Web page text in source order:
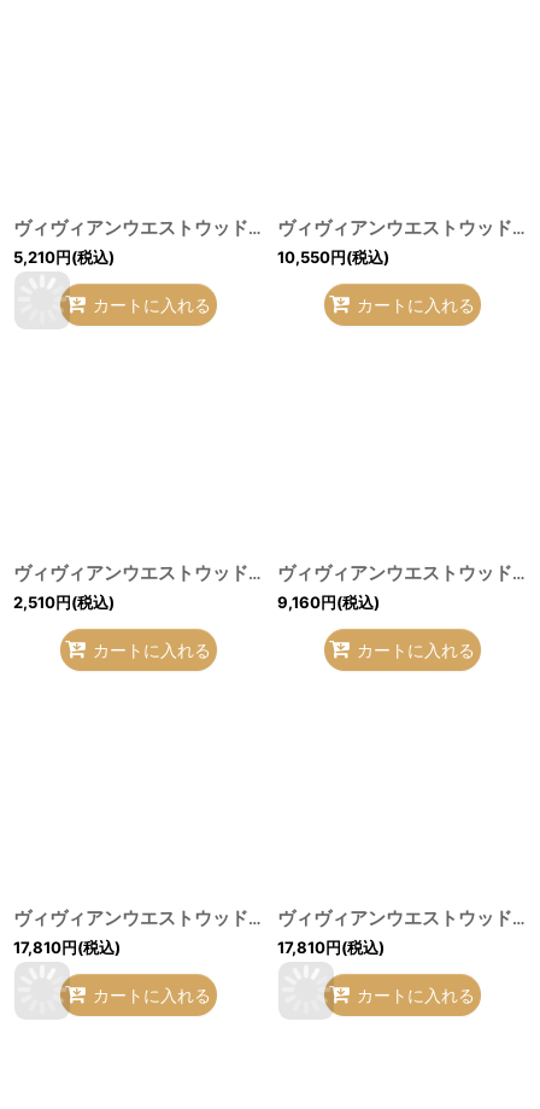
ヴィヴィアンウエストウッド 中古 / クレヨンオーブタイツ ブラック I-26-07-22-047-gd-HD-ZI
5,210円(税込)
カートに入れる
ヴィヴィアンウエストウッド 中古 / ボンボン付ボーダーマフラー ベージュＸ黒 I-26-07-22-023-gd-HD-ZI
10,550円(税込)
カートに入れる
ヴィヴィアンウエストウッド 中古 / マスク 黒 H-26-07-12-056-gd-OD-ZH
2,510円(税込)
カートに入れる
ヴィヴィアンウエストウッド 中古 / パイル地ポーチ ベージュ H-26-07-12-048-gd-OD-ZH
9,160円(税込)
カートに入れる
ヴィヴィアンウエストウッド 中古 / プッティストール マルチ O-26-07-12-065-gd-YM-OS
17,810円(税込)
カートに入れる
ヴィヴィアンウエストウッド 中古 / プッティストール モノトーン O-26-07-12-064-gd-YM-OS
17,810円(税込)
カートに入れる